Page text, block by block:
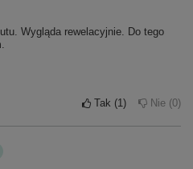
Wygląda rewelacyjnie. Do tego
Tak 1 Nie 0